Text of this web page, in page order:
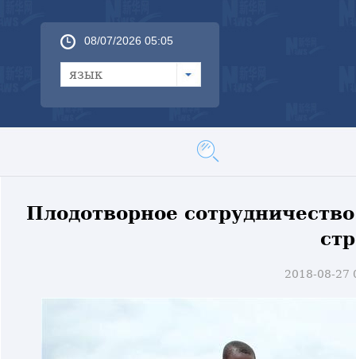
08/07/2026 05:05
язык
Плодотворное
2018-08-27